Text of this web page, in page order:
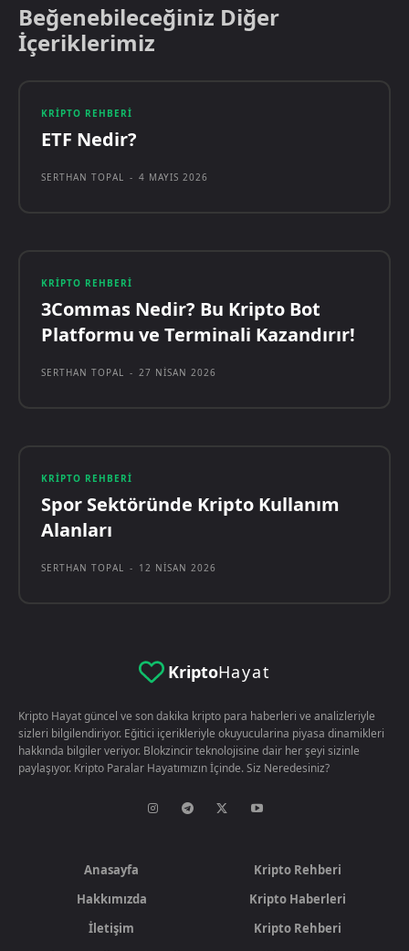
Beğenebileceğiniz Diğer
İçeriklerimiz
KRIPTO REHBERI
ETF Nedir?
SERTHAN TOPAL - 4 MAYIS 2026
KRIPTO REHBERI
3Commas Nedir? Bu Kripto Bot
Platformu ve Terminali Kazandırır!
SERTHAN TOPAL - 27 NISAN 2026
KRIPTO REHBERI
Spor Sektöründe Kripto Kullanım
Alanları
SERTHAN TOPAL - 12 NISAN 2026
KriptoHayat
Kripto Hayat güncel ve son dakika kripto para haberleri ve analizleriyle
sizleri bilgilendiriyor. Eğitici içerikleriyle okuyucularina piyasa dinamikleri
hakkında bilgiler veriyor. Blokzincir teknolojisine dair her şeyi sizinle
paylaşıyor. Kripto Paralar Hayatımızın İçinde. Siz Neredesiniz?
Anasayfa
Hakkımızda
İletişim
Kripto Rehberi
Kripto Haberleri
Kripto Rehberi